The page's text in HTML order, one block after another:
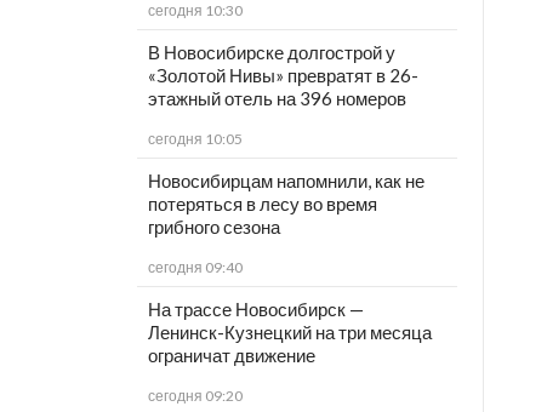
сегодня 10:30
В Новосибирске долгострой у
«Золотой Нивы» превратят в 26-
этажный отель на 396 номеров
сегодня 10:05
Новосибирцам напомнили, как не
потеряться в лесу во время
грибного сезона
сегодня 09:40
На трассе Новосибирск —
Ленинск-Кузнецкий на три месяца
ограничат движение
сегодня 09:20